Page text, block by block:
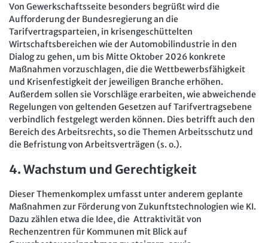
Von Gewerkschaftsseite besonders begrüßt wird die
Aufforderung der Bundesregierung an die
Tarifvertragsparteien, in krisengeschüttelten
Wirtschaftsbereichen wie der Automobilindustrie in den
Dialog zu gehen, um bis Mitte Oktober 2026 konkrete
Maßnahmen vorzuschlagen, die die Wettbewerbsfähigkeit
und Krisenfestigkeit der jeweiligen Branche erhöhen.
Außerdem sollen sie Vorschläge erarbeiten, wie abweichende
Regelungen von geltenden Gesetzen auf Tarifvertragsebene
verbindlich festgelegt werden können. Dies betrifft auch den
Bereich des Arbeitsrechts, so die Themen Arbeitsschutz und
die Befristung von Arbeitsverträgen (s. o.).
4. Wachstum und Gerechtigkeit
Dieser Themenkomplex umfasst unter anderem geplante
Maßnahmen zur Förderung von Zukunftstechnologien wie KI.
Dazu zählen etwa die Idee, die Attraktivität von
Rechenzentren für Kommunen mit Blick auf